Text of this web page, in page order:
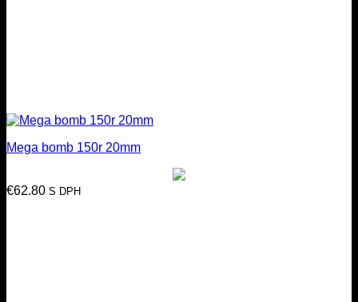
Mega bomb 150r 20mm
€62.80 S DPH